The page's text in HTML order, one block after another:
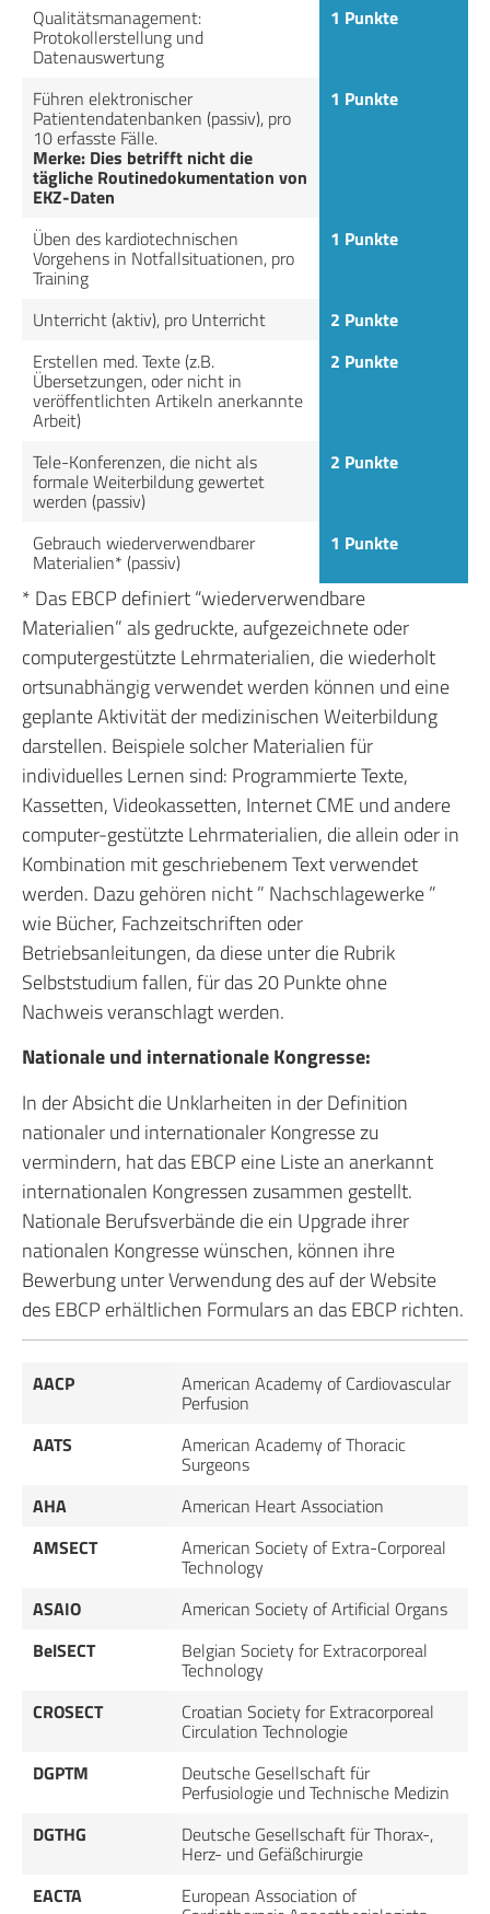
Qualitätsmanagement:
Protokollerstellung und
Datenauswertung
1 Punkte
Führen elektronischer
Patientendatenbanken (passiv), pro
10 erfasste Fälle.
Merke: Dies betrifft nicht die
tägliche Routinedokumentation von
EKZ-Daten
1 Punkte
Üben des kardiotechnischen
Vorgehens in Notfallsituationen, pro
Training
1 Punkte
Unterricht (aktiv), pro Unterricht
2 Punkte
Erstellen med. Texte (z.B.
Übersetzungen, oder nicht in
veröffentlichten Artikeln anerkannte
Arbeit)
2 Punkte
Tele-Konferenzen, die nicht als
formale Weiterbildung gewertet
werden (passiv)
2 Punkte
Gebrauch wiederverwendbarer
Materialien* (passiv)
1 Punkte
* Das EBCP definiert “wiederverwendbare
Materialien” als gedruckte, aufgezeichnete oder
computergestützte Lehrmaterialien, die wiederholt
ortsunabhängig verwendet werden können und eine
geplante Aktivität der medizinischen Weiterbildung
darstellen. Beispiele solcher Materialien für
individuelles Lernen sind: Programmierte Texte,
Kassetten, Videokassetten, Internet CME und andere
computer-gestützte Lehrmaterialien, die allein oder in
Kombination mit geschriebenem Text verwendet
werden. Dazu gehören nicht ” Nachschlagewerke ”
wie Bücher, Fachzeitschriften oder
Betriebsanleitungen, da diese unter die Rubrik
Selbststudium fallen, für das 20 Punkte ohne
Nachweis veranschlagt werden.
Nationale und internationale Kongresse:
In der Absicht die Unklarheiten in der Definition
nationaler und internationaler Kongresse zu
vermindern, hat das EBCP eine Liste an anerkannt
internationalen Kongressen zusammen gestellt.
Nationale Berufsverbände die ein Upgrade ihrer
nationalen Kongresse wünschen, können ihre
Bewerbung unter Verwendung des auf der Website
des EBCP erhältlichen Formulars an das EBCP richten.
AACP American Academy of Cardiovascular
Perfusion
AATS
American Academy of Thoracic
Surgeons
AHA
American Heart Association
AMSECT
American Society of Extra-Corporeal
Technology
ASAIO
American Society of Artificial Organs
BelSECT
Belgian Society for Extracorporeal
Technology
CROSECT
Croatian Society for Extracorporeal
Circulation Technologie
DGPTM
Deutsche Gesellschaft für
Perfusiologie und Technische Medizin
DGTHG
Deutsche Gesellschaft für Thorax-,
Herz- und Gefäßchirurgie
EACTA
European Association of